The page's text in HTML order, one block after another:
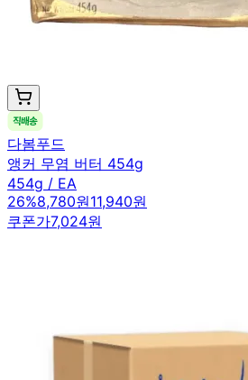
다봄푸드
앵커 무염 버터 454g
454g / EA
26%8,780원11,940원
쿠폰가7,024원